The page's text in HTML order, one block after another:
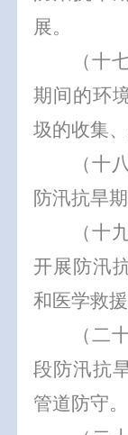
展。
（十
期间的环
圾的收集
（十
防汛抗旱
（十
开展防汛
和医学救援
（二
段防汛抗
管道防守。